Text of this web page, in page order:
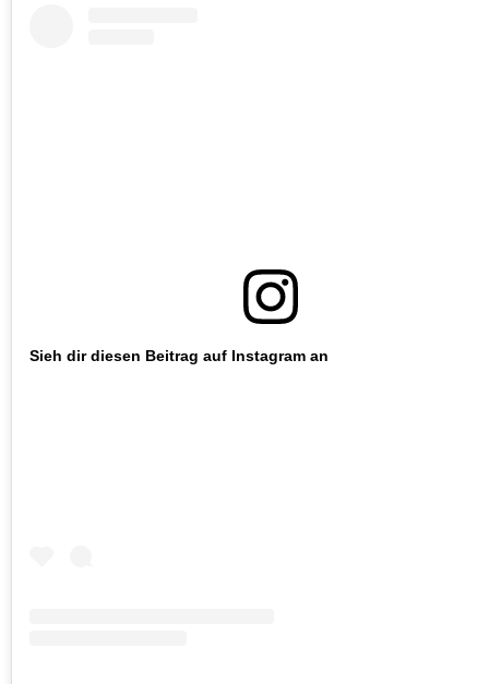
Sieh dir diesen Beitrag auf Instagram an